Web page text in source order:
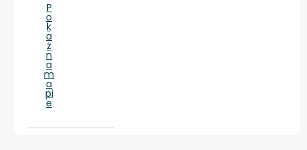
P
o
k
a
ż
n
a
m
a
pi
e